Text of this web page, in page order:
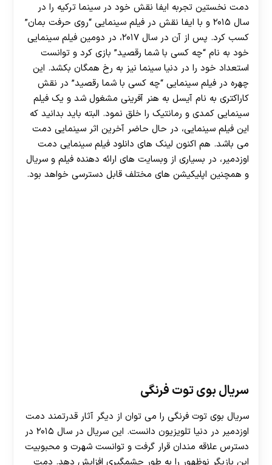
دمت نخستین تجربه ایفا نقش خود در سینما ترکیه را در
سال ۲۰۱۵ و با ایفا نقش در فیلم سینمایی “روی حرفت بمان”
کسب کرد. پس از آن در سال ۲۰۱۷، در دومین فیلم سینمایی
خود به نام “چه کسی با شما رقصید” بازی کرد و توانست
استعداد خود را در دنیا سینما نیز به رخ همگان بکشد. این
چهره در فیلم سینمایی “چه کسی با شما رقصید” در نقش
کاراکتری به نام آیسل به هنر آفرینی مشغول شد و یک فیلم
سینمایی کمدی و رمانتیک را خلق نمود. البته باید بدانید که
این فیلم سینمایی، در حال حاضر آخرین اثر سینمایی دمت
می باشد. هم اکنون لینک های دانلود فیلم سینمایی دمت
اوزدمیر، در بسیاری از وبسایت های ارائه دهنده فیلم و سریال
و همچنین اپلیکیشن های مختلف قابل دسترسی خواهد بود.
سریال بوی توت فرنگی
سریال بوی توت فرنگی را می توان از دیگر آثار قدرتمند دمت
اوزدمیر در دنیا تلویزیون دانست. این سریال در سال ۲۰۱۵ در
دسترس علاقه مندان قرار گرفت و توانست شهرت و محبوبیت